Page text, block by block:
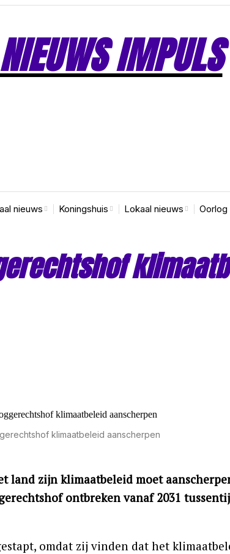
NIEUWS IMPULS
nieuws Koningshuis Lokaal nieuws Oorlog
klimaatbeleid aanscherpen
land zijn klimaatbeleid moet
ontbreken vanaf 2031
omdat zij vinden dat het